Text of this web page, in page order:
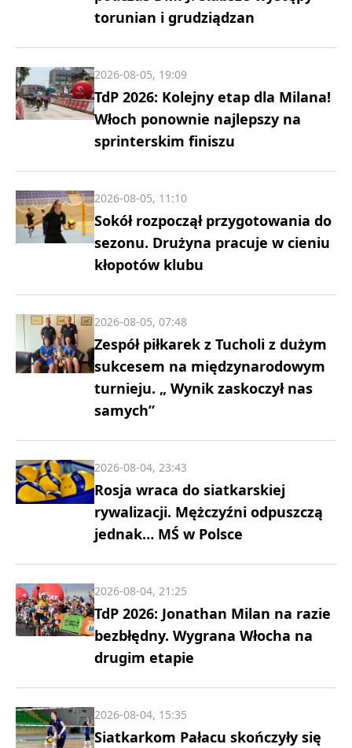
torunian i grudziądzan
TdP 2026: Kolejny etap dla Milana!
Włoch ponownie najlepszy na
sprinterskim finiszu
2026-08-05, 19:09
Sokół rozpoczął przygotowania do
sezonu. Drużyna pracuje w cieniu
kłopotów klubu
2026-08-05, 11:10
Zespół piłkarek z Tucholi z dużym
sukcesem na międzynarodowym
turnieju. „ Wynik zaskoczył nas
samych”
2026-08-05, 07:48
Rosja wraca do siatkarskiej
rywalizacji. Mężczyźni odpuszczą
jednak… MŚ w Polsce
2026-08-04, 23:43
TdP 2026: Jonathan Milan na razie
bezbłędny. Wygrana Włocha na
drugim etapie
2026-08-04, 21:25
Siatkarkom Pałacu skończyły się
2026-08-04, 15:35